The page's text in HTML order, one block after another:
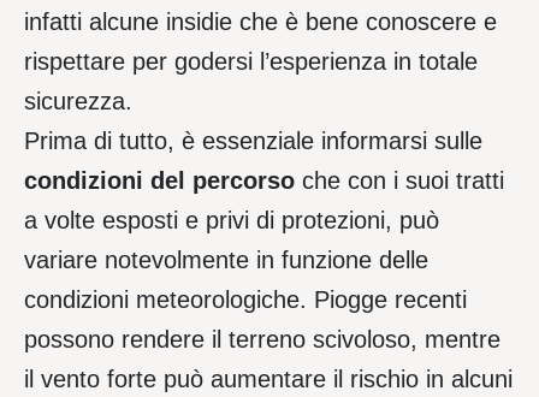
infatti alcune insidie che è bene conoscere e
rispettare per godersi l’esperienza in totale
sicurezza.
Prima di tutto, è essenziale informarsi sulle
condizioni del percorso che con i suoi tratti
a volte esposti e privi di protezioni, può
variare notevolmente in funzione delle
condizioni meteorologiche. Piogge recenti
possono rendere il terreno scivoloso, mentre
il vento forte può aumentare il rischio in alcuni